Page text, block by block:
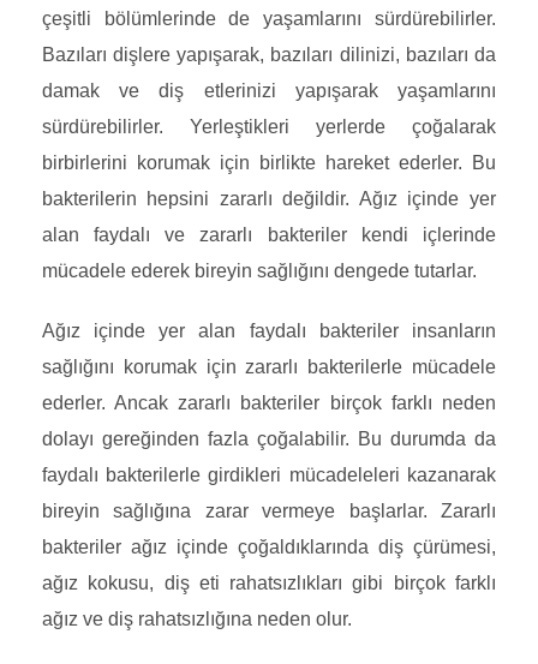
çeşitli bölümlerinde de yaşamlarını sürdürebilirler.
Bazıları dişlere yapışarak, bazıları dilinizi, bazıları da
damak ve diş etlerinizi yapışarak yaşamlarını
sürdürebilirler. Yerleştikleri yerlerde çoğalarak
birbirlerini korumak için birlikte hareket ederler. Bu
bakterilerin hepsini zararlı değildir. Ağız içinde yer
alan faydalı ve zararlı bakteriler kendi içlerinde
mücadele ederek bireyin sağlığını dengede tutarlar.
Ağız içinde yer alan faydalı bakteriler insanların
sağlığını korumak için zararlı bakterilerle mücadele
ederler. Ancak zararlı bakteriler birçok farklı neden
dolayı gereğinden fazla çoğalabilir. Bu durumda da
faydalı bakterilerle girdikleri mücadeleleri kazanarak
bireyin sağlığına zarar vermeye başlarlar. Zararlı
bakteriler ağız içinde çoğaldıklarında diş çürümesi,
ağız kokusu, diş eti rahatsızlıkları gibi birçok farklı
ağız ve diş rahatsızlığına neden olur.